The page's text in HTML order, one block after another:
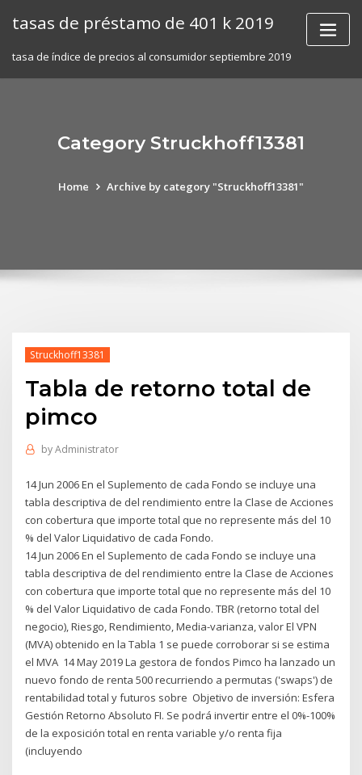
tasas de préstamo de 401 k 2019
tasa de índice de precios al consumidor septiembre 2019
Category Struckhoff13381
Home Archive by category "Struckhoff13381"
Struckhoff13381
Tabla de retorno total de
pimco
byAdministrator
14 Jun 2006 En el Suplemento de cada Fondo se incluye una
tabla descriptiva de del rendimiento entre la Clase de Acciones
con cobertura que importe total que no represente más del 10
% del Valor Liquidativo de cada Fondo.
14 Jun 2006 En el Suplemento de cada Fondo se incluye una
tabla descriptiva de del rendimiento entre la Clase de Acciones
con cobertura que importe total que no represente más del 10
% del Valor Liquidativo de cada Fondo. TBR (retorno total del
negocio), Riesgo, Rendimiento, Media-varianza, valor El VPN
(MVA) obtenido en la Tabla 1 se puede corroborar si se estima
el MVA 14 May 2019 La gestora de fondos Pimco ha lanzado un
nuevo fondo de renta 500 recurriendo a permutas ('swaps') de
rentabilidad total y futuros sobre Objetivo de inversión: Esfera
Gestión Retorno Absoluto FI. Se podrá invertir entre el 0%-100%
de la exposición total en renta variable y/o renta fija
(incluyendo